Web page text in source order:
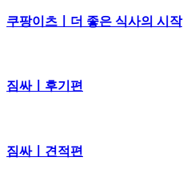
쿠팡이츠ㅣ더 좋은 식사의 시작
짐싸ㅣ후기편
짐싸ㅣ견적편